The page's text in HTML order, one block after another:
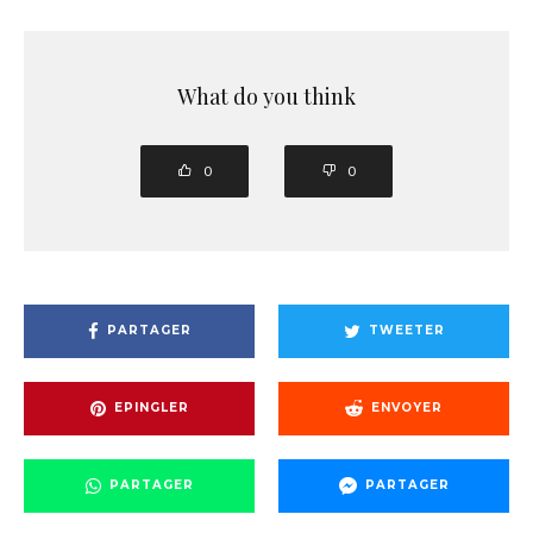
What do you think
0 0
PARTAGER TWEETER
EPINGLER ENVOYER
PARTAGER PARTAGER